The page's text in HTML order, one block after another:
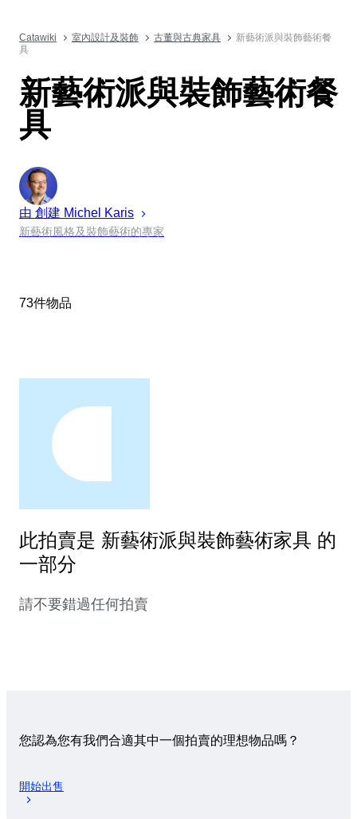
Catawiki 室內設計及裝飾 古董與古典家具
新藝術派與裝飾藝術餐
具
新藝術派與裝飾藝術餐
具
由 創建 Michel Karis
新藝術風格及裝飾藝術的專家
73件物品
此拍賣是 新藝術派與裝飾藝術家具 的
一部分
請不要錯過任何拍賣
您認為您有我們合適其中一個拍賣的理想物品嗎？
開始出售